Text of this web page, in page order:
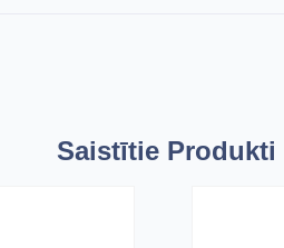
Saistītie Produkti